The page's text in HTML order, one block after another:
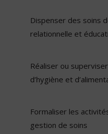
Dispenser des soins
relationnelle et
Réaliser ou
d’hygiène et
Formaliser les
gestion de soins